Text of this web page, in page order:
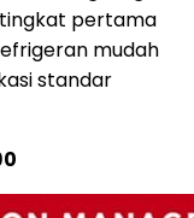
pertama
mudah
standar